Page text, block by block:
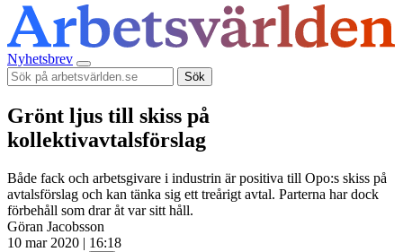
Nyhetsbrev
Sök
Grönt ljus till skiss på
kollektivavtalsförslag
Både fack och arbetsgivare i industrin är positiva till Opo:s skiss på
avtalsförslag och kan tänka sig ett treårigt avtal. Parterna har dock
förbehåll som drar åt var sitt håll.
Göran Jacobsson
10 mar 2020 | 16:18